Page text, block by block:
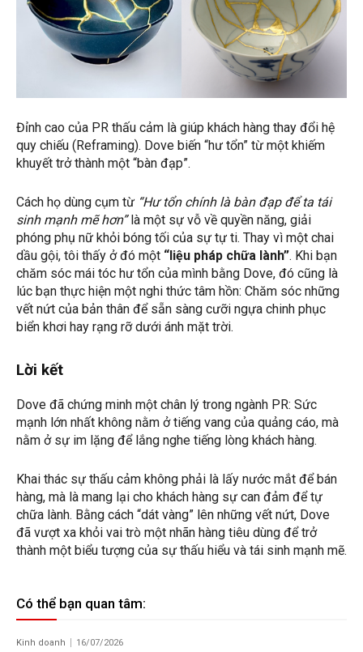
Đỉnh cao của PR thấu cảm là giúp khách hàng thay đổi hệ
quy chiếu (Reframing). Dove biến “hư tổn” từ một khiếm
khuyết trở thành một “bàn đạp”.
Cách họ dùng cụm từ “Hư tổn chính là bàn đạp để ta tái
sinh mạnh mẽ hơn”là một sự vỗ về quyền năng, giải
phóng phụ nữ khỏi bóng tối của sự tự ti. Thay vì một chai
dầu gội, tôi thấy ở đó một “liệu pháp chữa lành”. Khi bạn
chăm sóc mái tóc hư tổn của mình bằng Dove, đó cũng là
lúc bạn thực hiện một nghi thức tâm hồn: Chăm sóc những
vết nứt của bản thân để sẵn sàng cưỡi ngựa chinh phục
biển khơi hay rạng rỡ dưới ánh mặt trời.
Lời kết
Dove đã chứng minh một chân lý trong ngành PR: Sức
mạnh lớn nhất không nằm ở tiếng vang của quảng cáo, mà
nằm ở sự im lặng để lắng nghe tiếng lòng khách hàng.
Khai thác sự thấu cảm không phải là lấy nước mắt để bán
hàng, mà là mang lại cho khách hàng sự can đảm để tự
chữa lành. Bằng cách “dát vàng” lên những vết nứt, Dove
đã vượt xa khỏi vai trò một nhãn hàng tiêu dùng để trở
thành một biểu tượng của sự thấu hiểu và tái sinh mạnh mẽ.
Có thể bạn quan tâm:
Kinh doanh 16/07/2026